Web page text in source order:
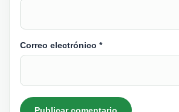
Correo electrónico *